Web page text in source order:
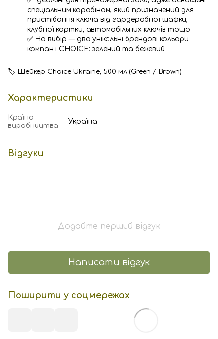
спеціальним карабіном, який призначений для
пристібання ключа від гардеробної шафки,
клубної картки, автомобільних ключів тощо
✅ На вибір — два унікальні брендові кольори
компанії CHOICE: зелений та бежевий
🏷️ Шейкер Choice Ukraine, 500 мл (Green / Brown)
Характеристики
Країна
виробництва
Україна
Відгуки
Додайте перший відгук
Написати відгук
Поширити у соцмережах